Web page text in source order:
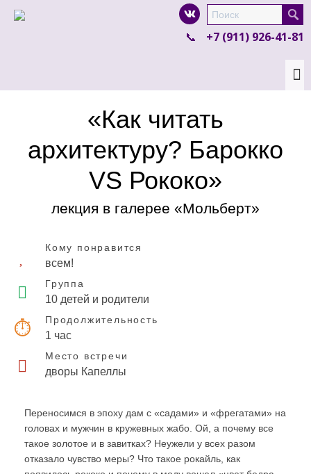
product in a size size .
colour items.
+7 (911) 926-41-81
«Как читать
архитектуру? Барокко
VS Рококо»
лекция в галерее «Мольберт»
Кому понравится
всем!
Группа
10 детей и родители
Продолжительность
1 час
Место встречи
дворы Капеллы
Переносимся в эпоху дам с «садами» и «фрегатами» на
головах и мужчин в кружевных жабо. Ой, а почему все
такое золотое и в завитках? Неужели у всех разом
отказало чувство меры? Что такое рокайль, как